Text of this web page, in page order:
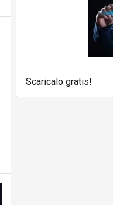
Scaricalo gratis!